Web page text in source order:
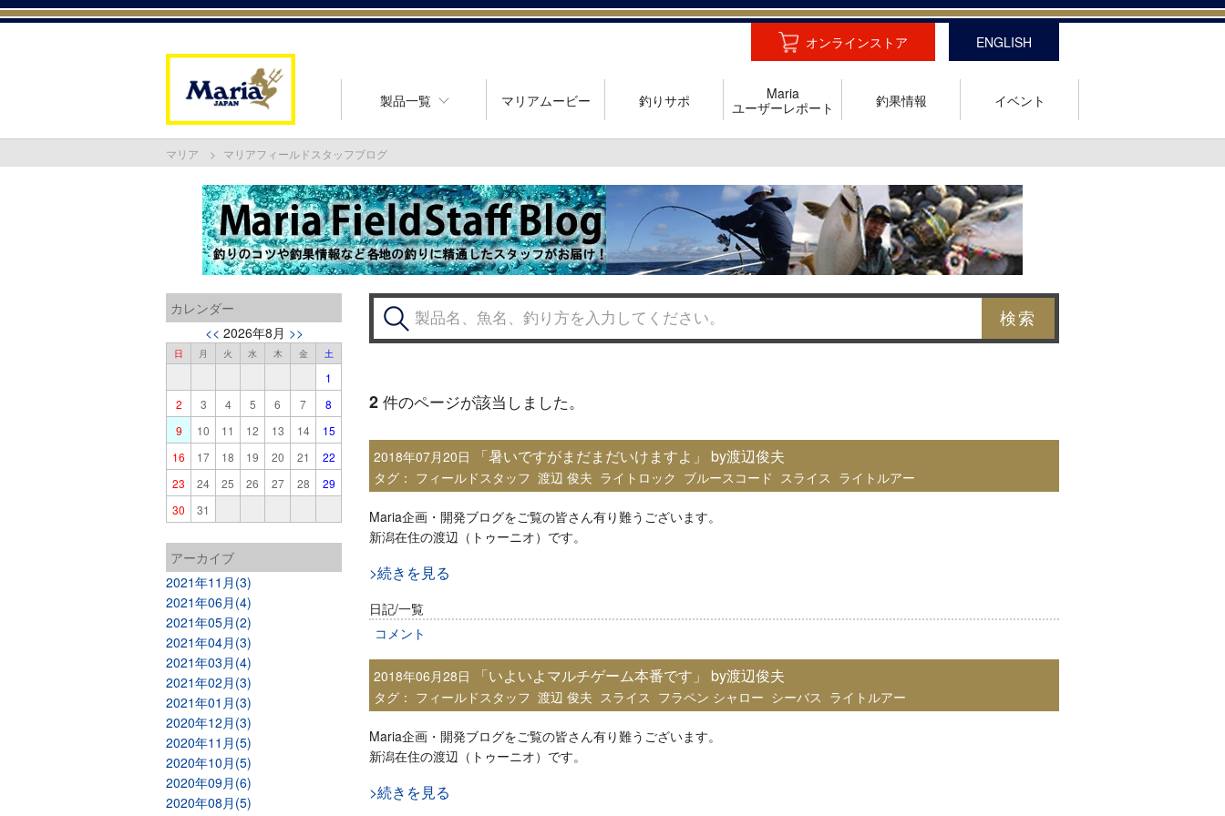
オンラインストア ENGLISH
製品一覧 マリアムービー 釣りサポ
Maria
ユーザーレポート
釣果情報 イベント
マリア マリアフィールドスタッフブログ
カレンダー
<< 2026年8月 >>
日 月 火 水 木 金 土
1
2
3 4 5 6 7
8
9
10 11 12 13 14
15
16
17 18 19 20 21
22
23
24 25 26 27 28
29
30
31
アーカイブ
2021年11月(3)
2021年06月(4)
2021年05月(2)
2021年04月(3)
2021年03月(4)
2021年02月(3)
2021年01月(3)
2020年12月(3)
2020年11月(5)
2020年10月(5)
2020年09月(6)
2020年08月(5)
2 件のページが該当しました。
2018年07月20日 「暑いですがまだまだいけますよ」 by渡辺俊夫
タグ： フィールドスタッフ 渡辺 俊夫 ライトロック ブルースコード スライス ライトルアー
Maria企画・開発ブログをご覧の皆さん有り難うございます。
新潟在住の渡辺（トゥーニオ）です。
>続きを見る
日記/一覧
コメント
2018年06月28日 「いよいよマルチゲーム本番です」 by渡辺俊夫
タグ： フィールドスタッフ 渡辺 俊夫 スライス フラペン シャロー シーバス ライトルアー
Maria企画・開発ブログをご覧の皆さん有り難うございます。
新潟在住の渡辺（トゥーニオ）です。
>続きを見る